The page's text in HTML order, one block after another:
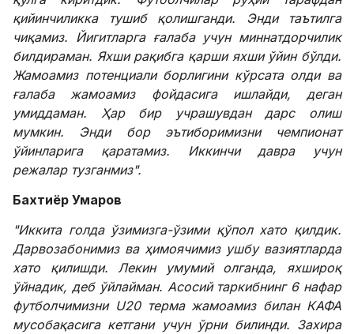
қийинчиликка тушиб қолишганди. Энди таътилга
чиқамиз. Йигитларга ғалаба учун миннатдорчилик
билдираман. Яхши рақибга қарши яхши ўйин бўлди.
Жамоамиз потенциали борлигини кўрсата олди ва
ғалаба жамоамиз фойдасига ишлайди, деган
умиддаман. Ҳар бир учрашувдан дарс олиш
мумкин. Энди бор эътиборимизни чемпионат
ўйинларига қаратамиз. Иккинчи давра учун
режалар тузганмиз".
Бахтиёр Умаров
"Иккита голда ўзимизга-ўзими қўпол хато қилдик.
Дарвозабонимиз ва ҳимоячимиз ушбу вазиятларда
хато қилишди. Лекин умумий олганда, яхшироқ
ўйнадик, деб ўйлайман. Асосий таркибнинг 6 нафар
футболчимизни U20 терма жамоамиз билан КАФА
мусобақасига кетгани учун ўрни билинди. Захира